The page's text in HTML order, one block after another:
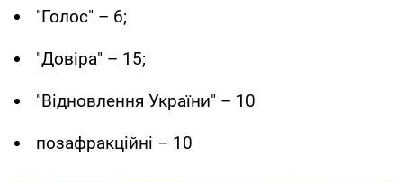
"Голос" – 6;
"Довіра" – 15;
"Відновлення України" – 10
позафракційні – 10